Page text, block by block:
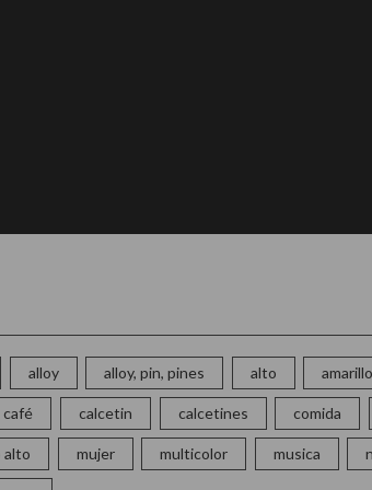
alloy alloy, pin, pines alto amarillo
café calcetin calcetines comida
alto mujer multicolor musica